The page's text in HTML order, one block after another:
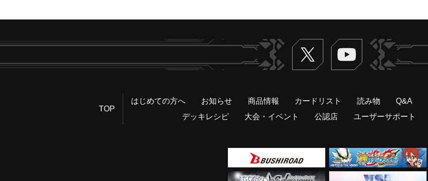
Twitter ヴァンガードch
TOP
はじめての方へ お知らせ 商品情報 カードリスト 読み物 Q&A
デッキレシピ
大会・イベント 公認店 ユーザーサポート